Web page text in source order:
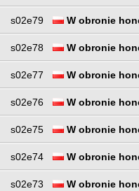
s02e79 W obronie
s02e78 W obronie
s02e77 W obronie
s02e76 W obronie
s02e75 W obronie
s02e74 W obronie
s02e73 W obronie